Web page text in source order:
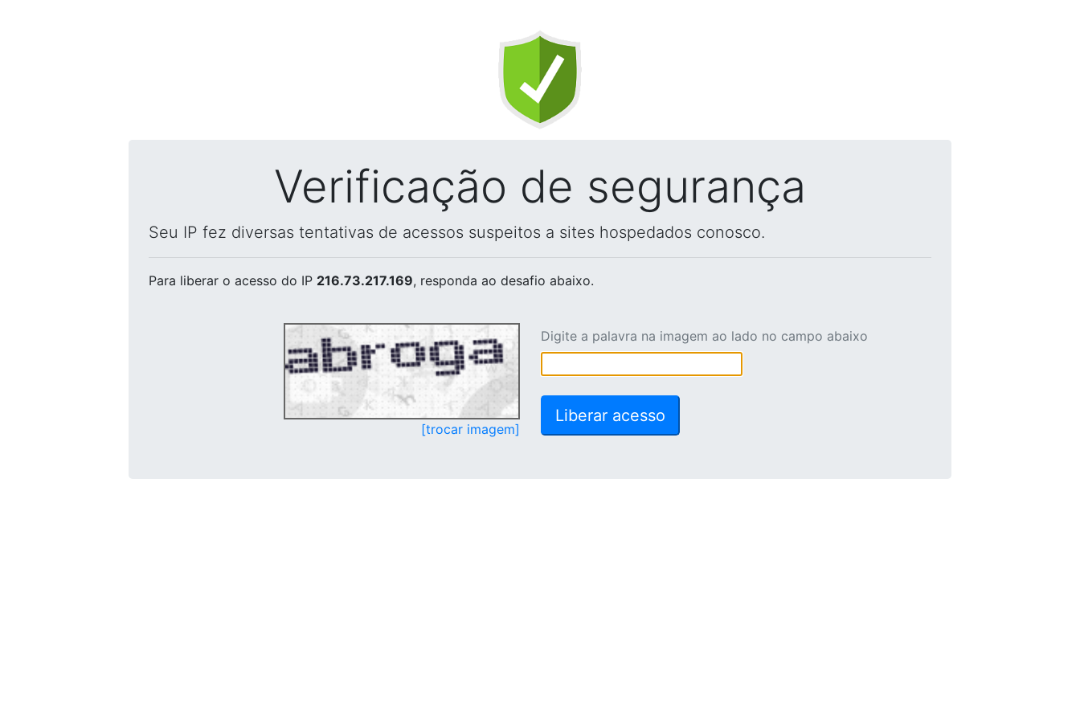
Verificação de segurança
Seu IP fez diversas tentativas de acessos suspeitos a sites hospedados conosco.
Para liberar o acesso do IP 216.73.217.169, responda ao desafio abaixo.
[trocar imagem]
Digite a palavra na imagem ao lado no campo abaixo